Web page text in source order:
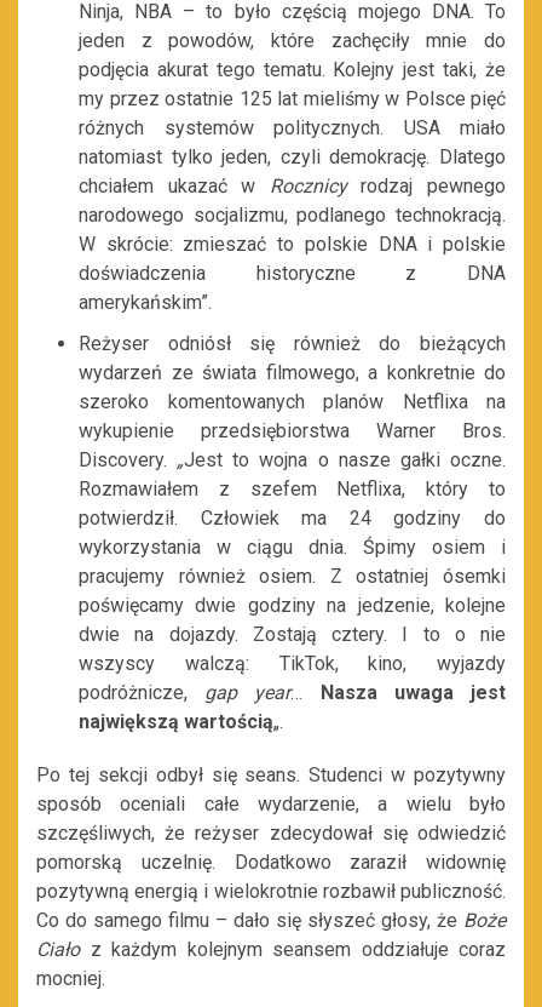
Ninja, NBA – to było częścią mojego DNA. To
jeden z powodów, które zachęciły mnie do
podjęcia akurat tego tematu. Kolejny jest taki, że
my przez ostatnie 125 lat mieliśmy w Polsce pięć
różnych systemów politycznych. USA miało
natomiast tylko jeden, czyli demokrację. Dlatego
chciałem ukazać w Rocznicyrodzaj pewnego
narodowego socjalizmu, podlanego technokracją.
W skrócie: zmieszać to polskie DNA i polskie
doświadczenia historyczne z DNA
amerykańskim”.
Reżyser odniósł się również do bieżących
wydarzeń ze świata filmowego, a konkretnie do
szeroko komentowanych planów Netflixa na
wykupienie przedsiębiorstwa Warner Bros.
Discovery. „Jest to wojna o nasze gałki oczne.
Rozmawiałem z szefem Netflixa, który to
potwierdził. Człowiek ma 24 godziny do
wykorzystania w ciągu dnia. Śpimy osiem i
pracujemy również osiem. Z ostatniej ósemki
poświęcamy dwie godziny na jedzenie, kolejne
dwie na dojazdy. Zostają cztery. I to o nie
wszyscy walczą: TikTok, kino, wyjazdy
podróżnicze, gap year… Nasza uwaga jest
największą wartością„.
Po tej sekcji odbył się seans. Studenci w pozytywny
sposób oceniali całe wydarzenie, a wielu było
szczęśliwych, że reżyser zdecydował się odwiedzić
pomorską uczelnię. Dodatkowo zaraził widownię
pozytywną energią i wielokrotnie rozbawił publiczność.
Co do samego filmu – dało się słyszeć głosy, że Boże
Ciało z każdym kolejnym seansem oddziałuje coraz
mocniej.